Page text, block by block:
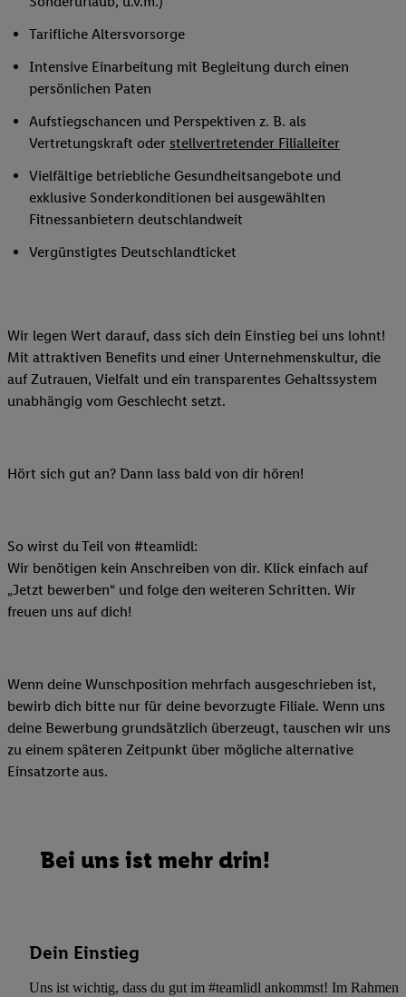
Tarifliche Altersvorsorge
Intensive Einarbeitung mit Begleitung durch einen
persönlichen Paten
Aufstiegschancen und Perspektiven z. B. als
Vertretungskraft oder stellvertretender Filialleiter
Vielfältige betriebliche Gesundheitsangebote und
exklusive Sonderkonditionen bei ausgewählten
Fitnessanbietern deutschlandweit
Vergünstigtes Deutschlandticket
Wir legen Wert darauf, dass sich dein Einstieg bei uns lohnt!
Mit attraktiven Benefits und einer Unternehmenskultur, die
auf Zutrauen, Vielfalt und ein transparentes Gehaltssystem
unabhängig vom Geschlecht setzt.
Hört sich gut an? Dann lass bald von dir hören!
So wirst du Teil von #teamlidl:
Wir benötigen kein Anschreiben von dir. Klick einfach auf
„Jetzt bewerben“ und folge den weiteren Schritten. Wir
freuen uns auf dich!
Wenn deine Wunschposition mehrfach ausgeschrieben ist,
bewirb dich bitte nur für deine bevorzugte Filiale. Wenn uns
deine Bewerbung grundsätzlich überzeugt, tauschen wir uns
zu einem späteren Zeitpunkt über mögliche alternative
Einsatzorte aus.
Bei uns ist mehr drin!
Dein Einstieg
Uns ist wichtig, dass du gut im #teamlidl ankommst! Im Rahmen